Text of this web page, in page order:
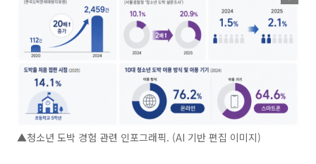
▲청소년 도박 경험 관련 인포그래픽. (AI 기반 편집 이미지)